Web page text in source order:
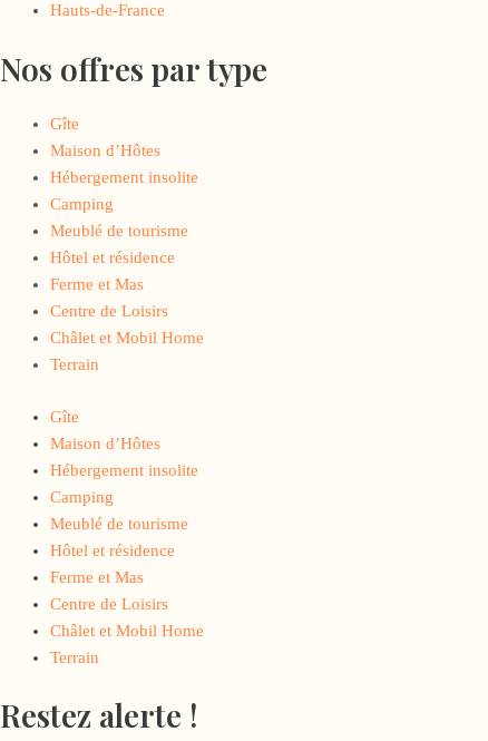
Hauts-de-France
Nos offres par type
Gîte
Maison d’Hôtes
Hébergement insolite
Camping
Meublé de tourisme
Hôtel et résidence
Ferme et Mas
Centre de Loisirs
Châlet et Mobil Home
Terrain
Gîte
Maison d’Hôtes
Hébergement insolite
Camping
Meublé de tourisme
Hôtel et résidence
Ferme et Mas
Centre de Loisirs
Châlet et Mobil Home
Terrain
Restez alerte !